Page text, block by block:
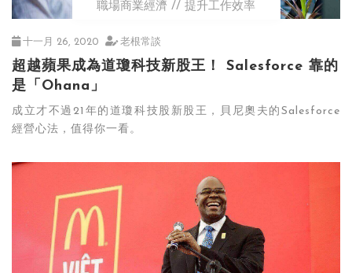
職場商業經濟 提升工作效率
十一月 26, 2020 老根常談
超越蘋果成為道瓊科技新股王！ Salesforce 靠的
是「Ohana」
成立才不過21年的道瓊科技股新股王，貝尼奧夫的Salesforce
經營心法，值得你一看。